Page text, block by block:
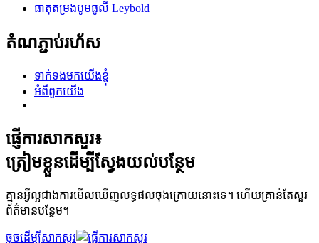
ធាតុតម្រងបូមធូលី Leybold
តំណភ្ជាប់រហ័ស
ទាក់ទងមកយើងខ្ញុំ
អំពីពួកយើង
ផ្ញើការសាកសួរ៖
ត្រៀមខ្លួនដើម្បីស្វែងយល់បន្ថែម
គ្មានអ្វីល្អជាងការមើលឃើញលទ្ធផលចុងក្រោយនោះទេ។ ហើយគ្រាន់តែសួរ
ព័ត៌មានបន្ថែម។
ចុចដើម្បីសាកសួរ